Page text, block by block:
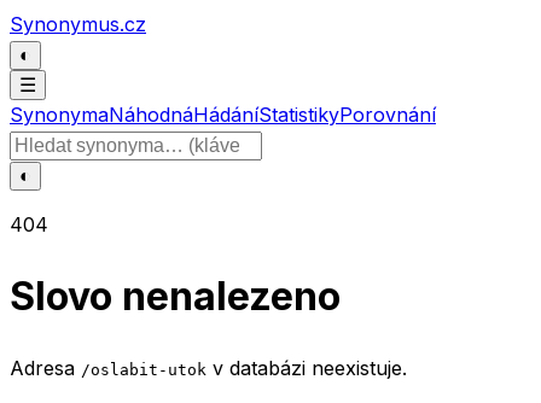
Přeskočit na obsah
Synonymus.cz
◐
☰
SynonymaNáhodnáHádáníStatistikyPorovnání
Hledat slovo
◐
404
Slovo nenalezeno
Adresa /oslabit-utok v databázi neexistuje.